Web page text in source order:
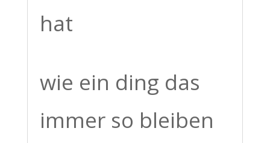
hat
wie ein ding das
immer so bleiben